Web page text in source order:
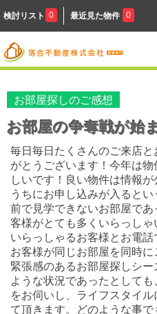
検討リスト 0 最近見た物件 0
お部屋探しのご感想
お部屋の争奪戦が始
毎日毎日たくさんのご来店
がとうございます！今年は
しいです！良い物件は情報
うちにお申し込みが入ると
前で見学できないお部屋で
客様がとても多くいらっし
いらっしゃるお客様とお電
お客様が同じお部屋を同時
緊張感のあるお部屋探しシ
ような状況であったとして
をお伺いし、ライフスタイ
て頂きます。どのような事